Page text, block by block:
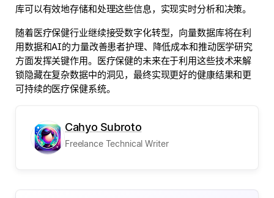
库可以有效地存储和处理这些信息，实现实时分析和决策。
随着医疗保健行业继续接受数字化转型，向量数据库将在利
用数据和AI的力量改善患者护理、降低成本和推动医学研究
方面发挥关键作用。医疗保健的未来在于利用这些技术来解
锁隐藏在复杂数据中的洞见，最终实现更好的健康结果和更
可持续的医疗保健系统。
Cahyo Subroto
Freelance Technical Writer